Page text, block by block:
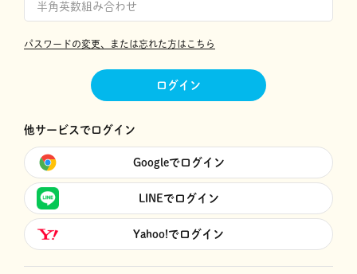
パスワードの変更、または忘れた方はこちら
ログイン
他サービスでログイン
Googleでログイン
LINEでログイン
Yahoo!でログイン